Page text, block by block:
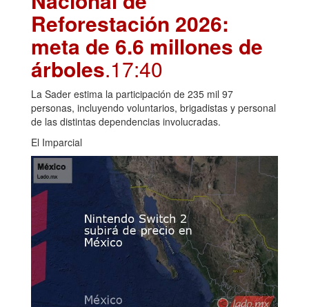
Reforestación 2026:
meta de 6.6 millones de
árboles.17:40
La Sader estima la participación de 235 mil 97
personas, incluyendo voluntarios, brigadistas y personal
de las distintas dependencias involucradas.
El Imparcial